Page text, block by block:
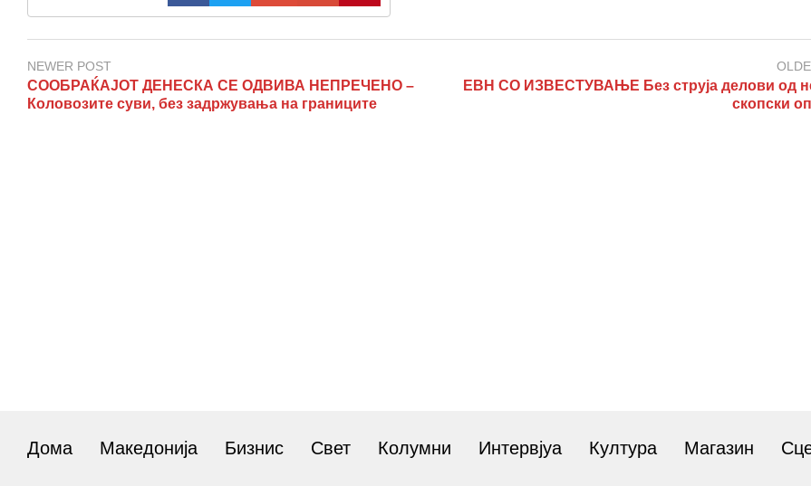
NEWER POST
СООБРАЌАЈОТ ДЕНЕСКА СЕ ОДВИВА НЕПРЕЧЕНО –
Коловозите суви, без задржувања на границите
ЕВН СО ИЗВЕСТУВАЊЕ Без струја делови од
скопски
Дома Македонија Бизнис Свет Колумни Интервјуа Култура Магазин